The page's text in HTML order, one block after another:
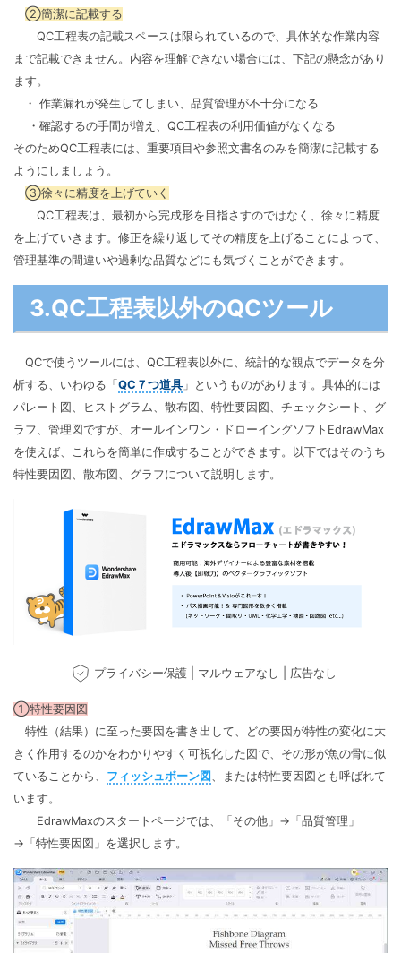
②簡潔に記載する
QC工程表の記載スペースは限られているので、具体的な作業内容
まで記載できません。内容を理解できない場合には、下記の懸念があり
ます。
・ 作業漏れが発生してしまい、品質管理が不十分になる
・確認するの手間が増え、QC工程表の利用価値がなくなる
そのためQC工程表には、重要項目や参照文書名のみを簡潔に記載する
ようにしましょう。
③徐々に精度を上げていく
QC工程表は、最初から完成形を目指さすのではなく、徐々に精度
を上げていきます。修正を繰り返してその精度を上げることによって、
管理基準の間違いや過剰な品質などにも気づくことができます。
3.QC工程表以外のQCツール
QCで使うツールには、QC工程表以外に、統計的な観点でデータを分
析する、いわゆる「 QC７つ道具 」というものがあります。具体的には
パレート図、ヒストグラム、散布図、特性要因図、チェックシート、グ
ラフ、管理図ですが、オールインワン・ドローイングソフトEdrawMax
を使えば、これらを簡単に作成することができます。以下ではそのうち
特性要因図、散布図、グラフについて説明します。
プライバシー保護 | マルウェアなし | 広告なし
①特性要因図
特性（結果）に至った要因を書き出して、どの要因が特性の変化に大
きく作用するのかをわかりやすく可視化した図で、その形が魚の骨に似
ていることから、 フィッシュボーン図
、または特性要因図とも呼ばれて
います。
EdrawMaxのスタートページでは、「その他」→「品質管理」
→「特性要因図」を選択します。